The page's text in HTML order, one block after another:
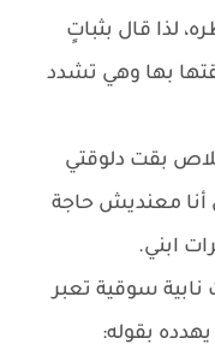
لذا قال بثباتٍ
بها وهي تشدد
بقت دلوقتي
أنا معنديش حاجة
ابني.
سوقية تعبر
بقوله: